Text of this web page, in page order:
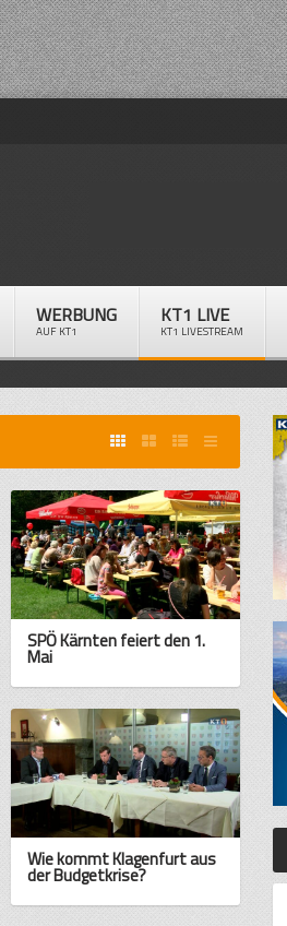
WERBUNG
AUF KT1
KT1 LIVE
KT1 LIVESTREAM
SPÖ Kärnten feiert den 1.
Mai
Wie kommt Klagenfurt aus
der Budgetkrise?